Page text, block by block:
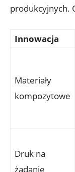
produkcyjnych.
Innowacja
Materiały
kompozytowe
Druk na
żądanie